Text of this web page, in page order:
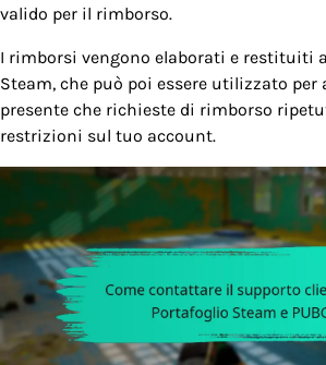
valido per il rimborso.
I rimborsi vengono elaborati e restituiti
Steam, che può poi essere utilizzato
presente che richieste di rimborso
restrizioni sul tuo account.